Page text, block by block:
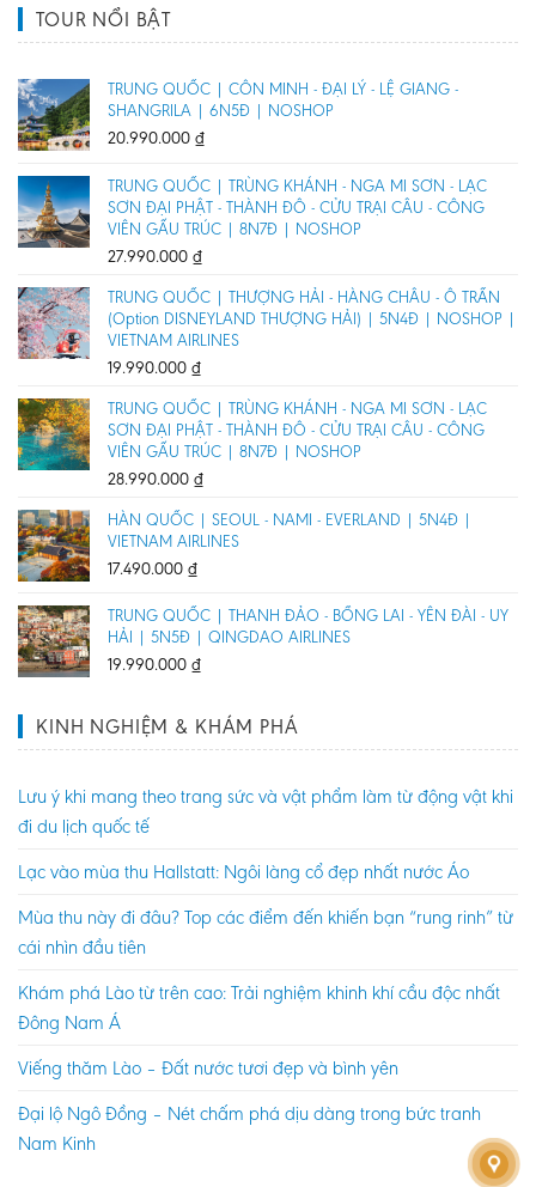
TOUR NỔI BẬT
TRUNG QUỐC | CÔN MINH - ĐẠI LÝ - LỆ GIANG -
SHANGRILA | 6N5Đ | NOSHOP
20.990.000 ₫
TRUNG QUỐC | TRÙNG KHÁNH - NGA MI SƠN - LẠC
SƠN ĐẠI PHẬT - THÀNH ĐÔ - CỬU TRẠI CÂU - CÔNG
VIÊN GẤU TRÚC | 8N7Đ | NOSHOP
27.990.000 ₫
TRUNG QUỐC | THƯỢNG HẢI - HÀNG CHÂU - Ô TRẤN
(Option DISNEYLAND THƯỢNG HẢI) | 5N4Đ | NOSHOP |
VIETNAM AIRLINES
19.990.000 ₫
TRUNG QUỐC | TRÙNG KHÁNH - NGA MI SƠN - LẠC
SƠN ĐẠI PHẬT - THÀNH ĐÔ - CỬU TRẠI CÂU - CÔNG
VIÊN GẤU TRÚC | 8N7Đ | NOSHOP
28.990.000 ₫
HÀN QUỐC | SEOUL - NAMI - EVERLAND | 5N4Đ |
VIETNAM AIRLINES
17.490.000 ₫
TRUNG QUỐC | THANH ĐẢO - BỒNG LAI - YÊN ĐÀI - UY
HẢI | 5N5Đ | QINGDAO AIRLINES
19.990.000 ₫
KINH NGHIỆM & KHÁM PHÁ
Lưu ý khi mang theo trang sức và vật phẩm làm từ động vật khi
đi du lịch quốc tế
Lạc vào mùa thu Hallstatt: Ngôi làng cổ đẹp nhất nước Áo
Mùa thu này đi đâu? Top các điểm đến khiến bạn “rung rinh” từ
cái nhìn đầu tiên
Khám phá Lào từ trên cao: Trải nghiệm khinh khí cầu độc nhất
Đông Nam Á
Viếng thăm Lào – Đất nước tươi đẹp và bình yên
Đại lộ Ngô Đồng – Nét chấm phá dịu dàng trong bức tranh
Nam Kinh